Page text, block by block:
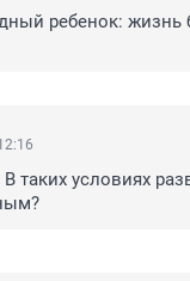
ребенок: жизнь
таких условиях